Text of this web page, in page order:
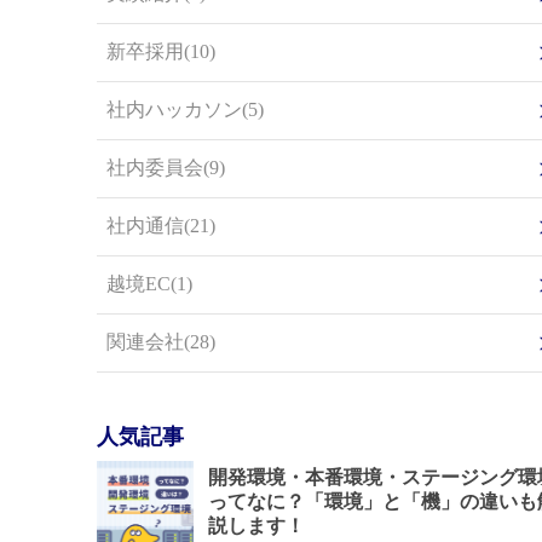
新卒採用(10)
社内ハッカソン(5)
社内委員会(9)
社内通信(21)
越境EC(1)
関連会社(28)
人気記事
開発環境・本番環境・ステージング環
ってなに？「環境」と「機」の違いも
説します！